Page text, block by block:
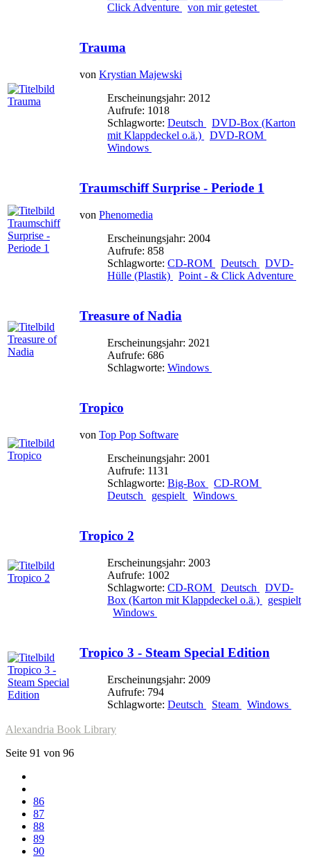
Click Adventure
von mir getestet
Trauma
von Krystian Majewski
Erscheinungsjahr: 2012
Aufrufe: 1018
Schlagworte: Deutsch
DVD-Box (Karton
mit Klappdeckel o.ä.)
DVD-ROM
Windows
Traumschiff Surprise - Periode 1
von Phenomedia
Erscheinungsjahr: 2004
Aufrufe: 858
Schlagworte: CD-ROM Deutsch
DVD-
Hülle (Plastik)
Point - & Click Adventure
Treasure of Nadia
Erscheinungsjahr: 2021
Aufrufe: 686
Schlagworte: Windows
Tropico
von Top Pop Software
Erscheinungsjahr: 2001
Aufrufe: 1131
Schlagworte: Big-Box
CD-ROM
Deutsch
gespielt Windows
Tropico 2
Erscheinungsjahr: 2003
Aufrufe: 1002
Schlagworte: CD-ROM Deutsch
DVD-
Box (Karton mit Klappdeckel o.ä.)
gespielt
Windows
Tropico 3 - Steam Special Edition
Erscheinungsjahr: 2009
Aufrufe: 794
Schlagworte: Deutsch Steam Windows
Alexandria Book Library
Seite 91 von 96
86
87
88
89
90